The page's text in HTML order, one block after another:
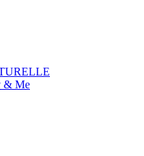
& Me